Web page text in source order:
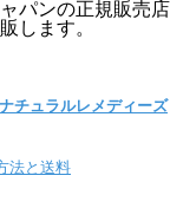
パンの正規販売店
します。
ナチュラルレメディーズ
法と送料